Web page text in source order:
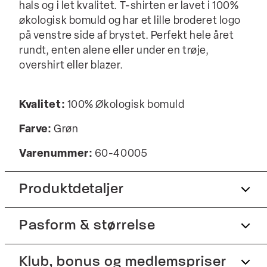
hals og i let kvalitet. T-shirten er lavet i 100%
økologisk bomuld og har et lille broderet logo
på venstre side af brystet. Perfekt hele året
rundt, enten alene eller under en trøje,
overshirt eller blazer.
Kvalitet: 100% Økologisk bomuld
Farve: Grøn
Varenummer: 60-40005
Produktdetaljer
Broderet logo på venstre bryst.
Lavet med økologisk bomuld.
T-shirten har rund hals.
Pasform & størrelse
Fit:Relaxed fit
Klub, bonus og medlemspriser